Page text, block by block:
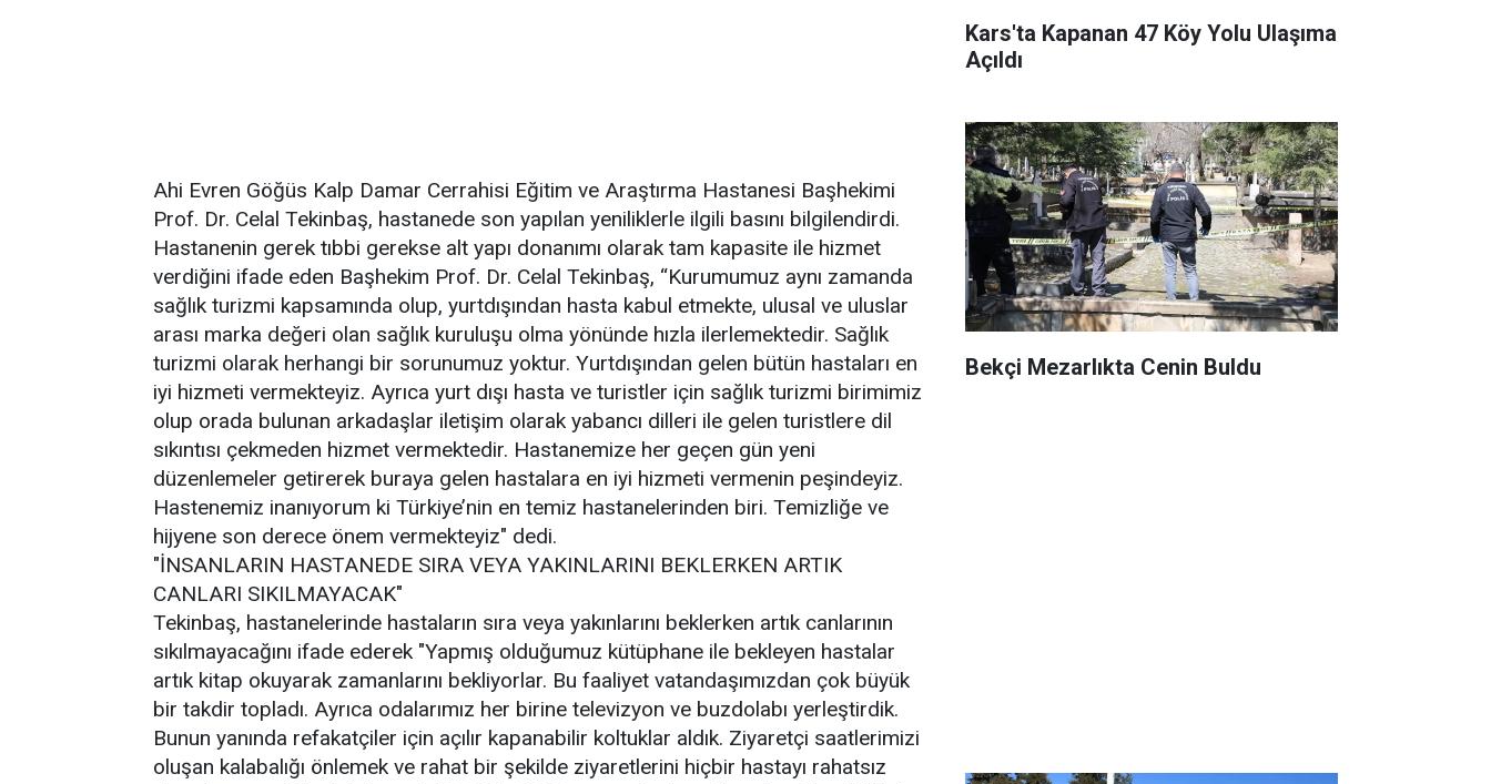
Ahi Evren Göğüs Kalp Damar Cerrahisi Eğitim ve Araştırma Hastanesi Başhekimi
Prof. Dr. Celal Tekinbaş, hastanede son yapılan yeniliklerle ilgili basını bilgilendirdi.
Hastanenin gerek tıbbi gerekse alt yapı donanımı olarak tam kapasite ile hizmet
verdiğini ifade eden Başhekim Prof. Dr. Celal Tekinbaş, “Kurumumuz aynı zamanda
sağlık turizmi kapsamında olup, yurtdışından hasta kabul etmekte, ulusal ve uluslar
arası marka değeri olan sağlık kuruluşu olma yönünde hızla ilerlemektedir. Sağlık
turizmi olarak herhangi bir sorunumuz yoktur. Yurtdışından gelen bütün hastaları en
iyi hizmeti vermekteyiz. Ayrıca yurt dışı hasta ve turistler için sağlık turizmi birimimiz
olup orada bulunan arkadaşlar iletişim olarak yabancı dilleri ile gelen turistlere dil
sıkıntısı çekmeden hizmet vermektedir. Hastanemize her geçen gün yeni
düzenlemeler getirerek buraya gelen hastalara en iyi hizmeti vermenin peşindeyiz.
Hastenemiz inanıyorum ki Türkiye’nin en temiz hastanelerinden biri. Temizliğe ve
hijyene son derece önem vermekteyiz" dedi.
"İNSANLARIN HASTANEDE SIRA VEYA YAKINLARINI BEKLERKEN ARTIK
CANLARI SIKILMAYACAK"
Tekinbaş, hastanelerinde hastaların sıra veya yakınlarını beklerken artık canlarının
sıkılmayacağını ifade ederek "Yapmış olduğumuz kütüphane ile bekleyen hastalar
artık kitap okuyarak zamanlarını bekliyorlar. Bu faaliyet vatandaşımızdan çok büyük
bir takdir topladı. Ayrıca odalarımız her birine televizyon ve buzdolabı yerleştirdik.
Bunun yanında refakatçiler için açılır kapanabilir koltuklar aldık. Ziyaretçi saatlerimizi
oluşan kalabalığı önlemek ve rahat bir şekilde ziyaretlerini hiçbir hastayı rahatsız
Kars'ta Kapanan 47 Köy Yolu Ulaşıma
Açıldı
Bekçi Mezarlıkta Cenin Buldu